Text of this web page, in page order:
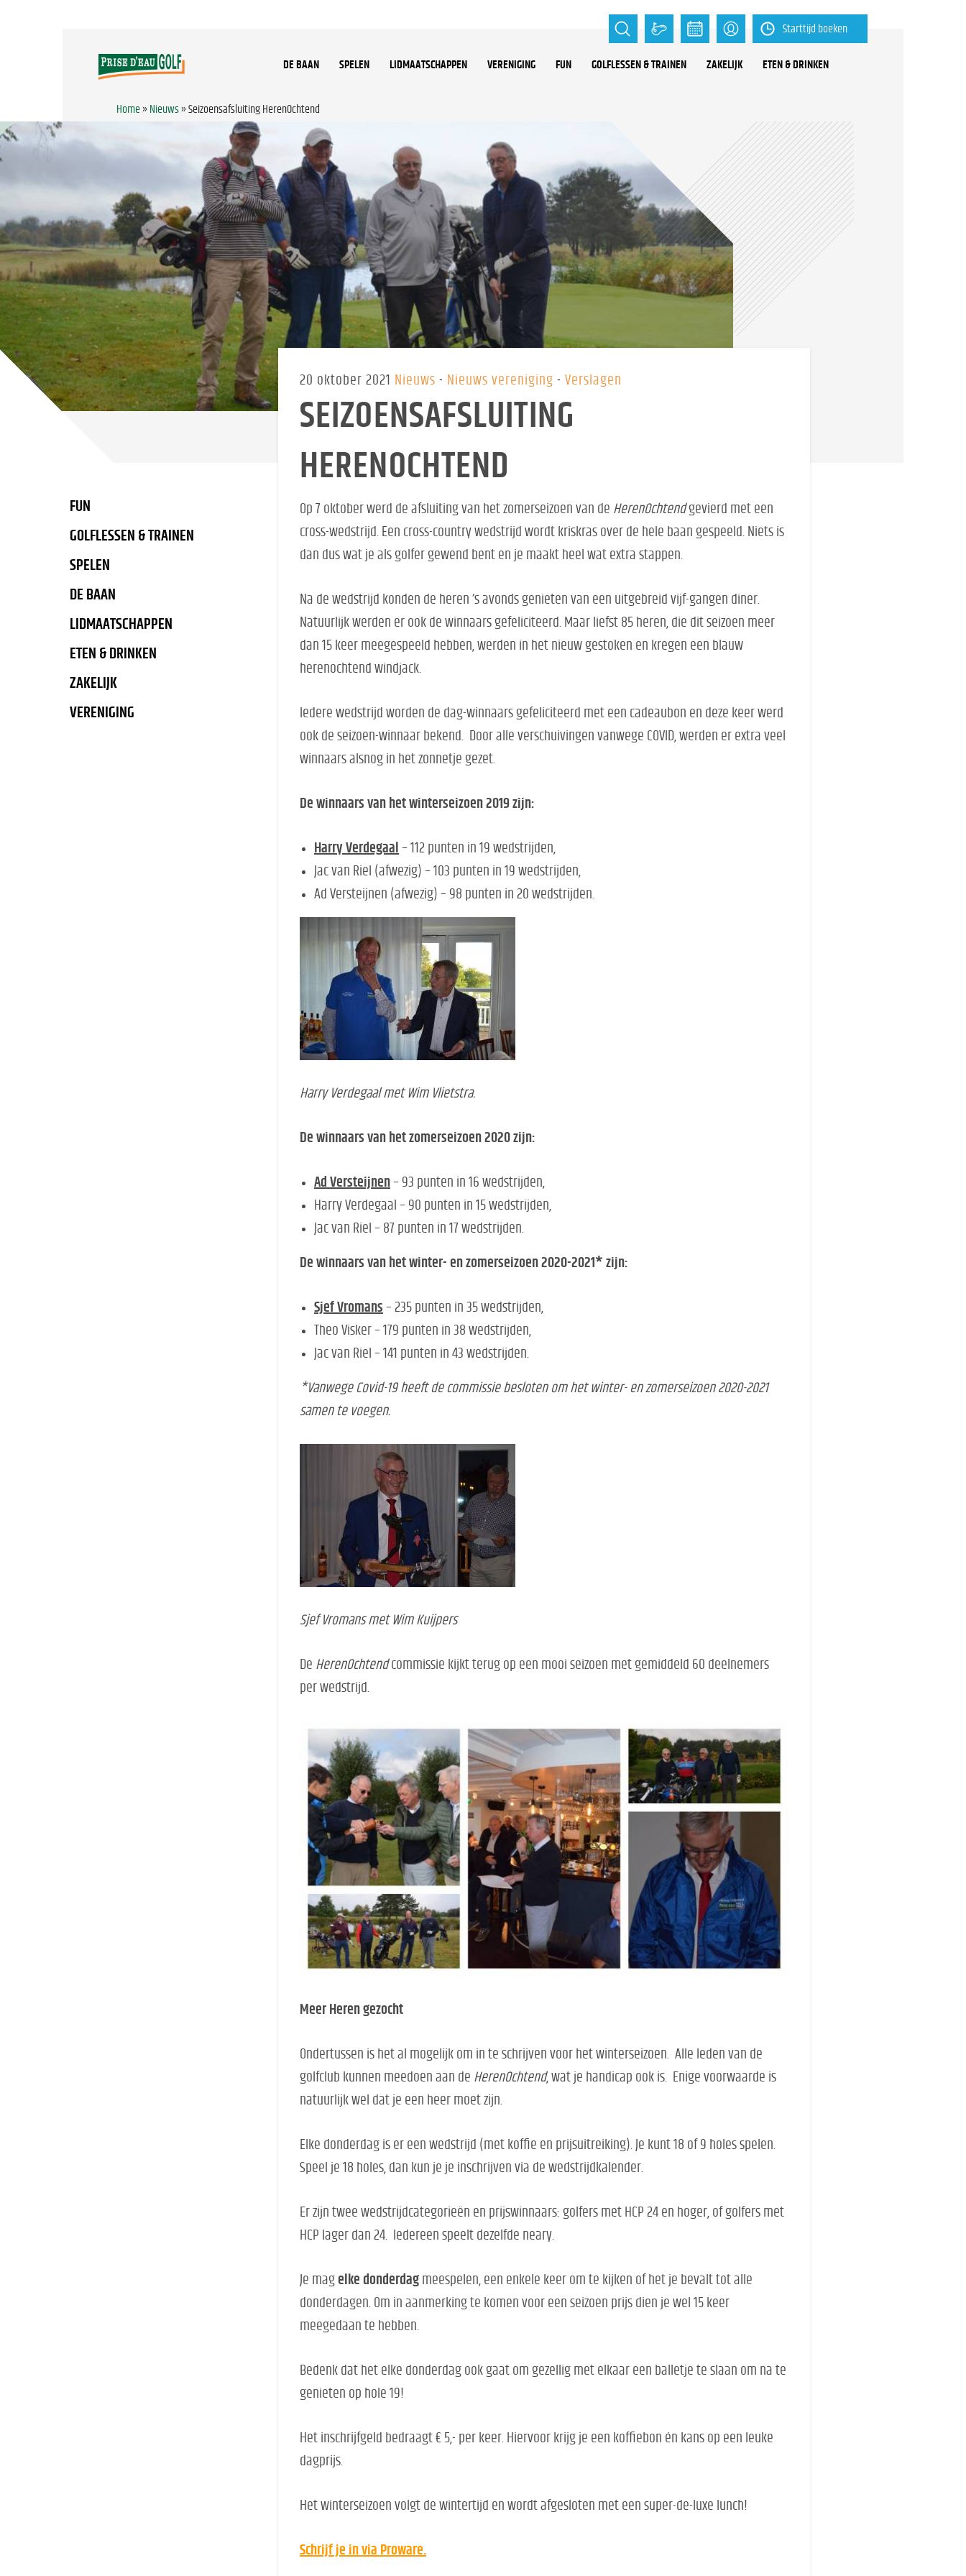
Starttijd boeken
DE BAAN SPELEN LIDMAATSCHAPPEN VERENIGING FUN GOLFLESSEN & TRAINEN ZAKELIJK ETEN & DRINKEN
Home» Nieuws»Seizoensafsluiting HerenOchtend
FUN
GOLFLESSEN & TRAINEN
SPELEN
DE BAAN
LIDMAATSCHAPPEN
ETEN & DRINKEN
ZAKELIJK
VERENIGING
20 oktober 2021 Nieuws Nieuws vereniging Verslagen
SEIZOENSAFSLUITING
HERENOCHTEND
Op 7 oktober werd de afsluiting van het zomerseizoen van de HerenOchtendgevierd met een
cross-wedstrijd. Een cross-country wedstrijd wordt kriskras over de hele baan gespeeld. Niets is
dan dus wat je als golfer gewend bent en je maakt heel wat extra stappen.
Na de wedstrijd konden de heren ’s avonds genieten van een uitgebreid vijf-gangen diner.
Natuurlijk werden er ook de winnaars gefeliciteerd. Maar liefst 85 heren, die dit seizoen meer
dan 15 keer meegespeeld hebben, werden in het nieuw gestoken en kregen een blauw
herenochtend windjack.
Iedere wedstrijd worden de dag-winnaars gefeliciteerd met een cadeaubon en deze keer werd
ook de seizoen-winnaar bekend. Door alle verschuivingen vanwege COVID, werden er extra veel
winnaars alsnog in het zonnetje gezet.
De winnaars van het winterseizoen 2019 zijn:
Harry Verdegaal – 112 punten in 19 wedstrijden,
Jac van Riel (afwezig) – 103 punten in 19 wedstrijden,
Ad Versteijnen (afwezig) – 98 punten in 20 wedstrijden.
Harry Verdegaal met Wim Vlietstra.
De winnaars van het zomerseizoen 2020 zijn:
Ad Versteijnen – 93 punten in 16 wedstrijden,
Harry Verdegaal – 90 punten in 15 wedstrijden,
Jac van Riel – 87 punten in 17 wedstrijden.
De winnaars van het winter- en zomerseizoen 2020-2021* zijn:
Sjef Vromans – 235 punten in 35 wedstrijden,
Theo Visker – 179 punten in 38 wedstrijden,
Jac van Riel – 141 punten in 43 wedstrijden.
*Vanwege Covid-19 heeft de commissie besloten om het winter- en zomerseizoen 2020-2021
samen te voegen.
Sjef Vromans met Wim Kuijpers
De HerenOchtendcommissie kijkt terug op een mooi seizoen met gemiddeld 60 deelnemers
per wedstrijd.
Meer Heren gezocht
Ondertussen is het al mogelijk om in te schrijven voor het winterseizoen. Alle leden van de
golfclub kunnen meedoen aan de HerenOchtend, wat je handicap ook is. Enige voorwaarde is
natuurlijk wel dat je een heer moet zijn.
Elke donderdag is er een wedstrijd (met koffie en prijsuitreiking). Je kunt 18 of 9 holes spelen.
Speel je 18 holes, dan kun je je inschrijven via de wedstrijdkalender.
Er zijn twee wedstrijdcategorieën en prijswinnaars: golfers met HCP 24 en hoger, of golfers met
HCP lager dan 24. Iedereen speelt dezelfde neary.
Je mag elke donderdag meespelen, een enkele keer om te kijken of het je bevalt tot alle
donderdagen. Om in aanmerking te komen voor een seizoen prijs dien je wel 15 keer
meegedaan te hebben.
Bedenk dat het elke donderdag ook gaat om gezellig met elkaar een balletje te slaan om na te
genieten op hole 19!
Het inschrijfgeld bedraagt € 5,- per keer. Hiervoor krijg je een koffiebon én kans op een leuke
dagprijs.
Het winterseizoen volgt de wintertijd en wordt afgesloten met een super-de-luxe lunch!
Schrijf je in via Proware.